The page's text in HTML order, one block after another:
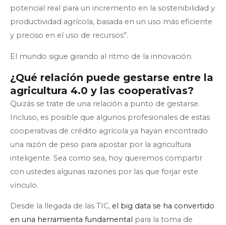
potencial real para un incremento en la sostenibilidad y
productividad agrícola, basada en un uso más eficiente
y preciso en el uso de recursos”.
El mundo sigue girando al ritmo de la innovación.
¿Qué relación puede gestarse entre la
agricultura 4.0 y las cooperativas?
Quizás se trate de una relación a punto de gestarse.
Incluso, es posible que algunos profesionales de estas
cooperativas de crédito agrícola ya hayan encontrado
una razón de peso para apostar por la agricultura
inteligente. Sea como sea, hoy queremos compartir
con ustedes algunas razones por las que forjar este
vínculo.
Desde la llegada de las TIC, el big data se ha convertido
en una herramienta fundamental para la toma de